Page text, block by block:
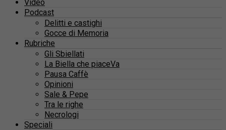
Video
Podcast
Delitti e castighi
Gocce di Memoria
Rubriche
Gli Sbiellati
La Biella che piaceVa
Pausa Caffè
Opinioni
Sale & Pepe
Tra le righe
Necrologi
Speciali